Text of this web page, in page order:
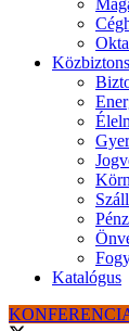
Katalógus